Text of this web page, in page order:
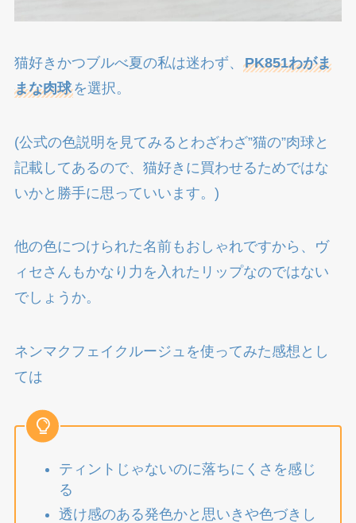
猫好きかつブルべ夏の私は迷わず、 PK851わがま
まな肉球を選択。
(公式の色説明を見てみるとわざわざ”猫の”肉球と
記載してあるので、猫好きに買わせるためではな
いかと勝手に思っていいます。)
他の色につけられた名前もおしゃれですから、ヴ
ィセさんもかなり力を入れたリップなのではない
でしょうか。
ネンマクフェイクルージュを使ってみた感想とし
ては
ティントじゃないのに落ちにくさを感じ
る
透け感のある発色かと思いきや色づきし